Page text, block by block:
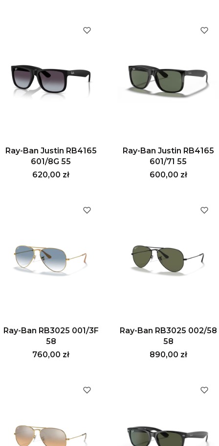
Ray-Ban Justin RB4165
601/8G 55
Cena
620,00 zł
Ray-Ban Justin RB4165
601/71 55
Cena
600,00 zł
Ray-Ban RB3025 001/3F
58
Cena
760,00 zł
Ray-Ban RB3025 002/58
58
Cena
890,00 zł